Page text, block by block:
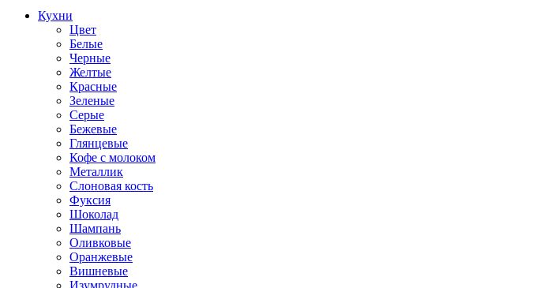
Кухни
Цвет
Белые
Черные
Желтые
Красные
Зеленые
Серые
Бежевые
Глянцевые
Кофе с молоком
Металлик
Слоновая кость
Фуксия
Шоколад
Шампань
Оливковые
Оранжевые
Вишневые
Изумрудные